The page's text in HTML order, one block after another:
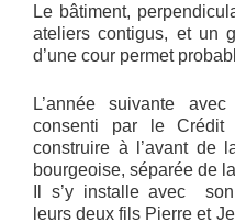
Le bâtiment,
ateliers contigus, et un
d’une cour permet
L’année suivante
consenti par le
construire à l’avant de
bourgeoise, séparée de
Il s’y installe avec
leurs deux fils Pierre et